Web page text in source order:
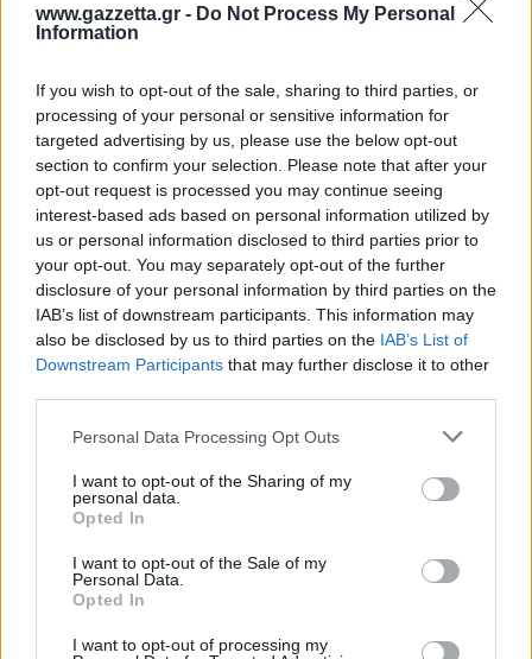
www.gazzetta.gr - Do Not Process My Personal
Information
If you wish to opt-out of the sale, sharing to third parties, or
processing of your personal or sensitive information for
targeted advertising by us, please use the below opt-out
section to confirm your selection. Please note that after your
opt-out request is processed you may continue seeing
interest-based ads based on personal information utilized by
us or personal information disclosed to third parties prior to
your opt-out. You may separately opt-out of the further
disclosure of your personal information by third parties on the
IAB’s list of downstream participants. This information may
also be disclosed by us to third parties on the IAB’s List of
Downstream Participants that may further disclose it to other
Please note that this website/app uses one or more Google
not limited to your visit or usage behaviour. You may click to
grant or deny consent to Google and its third-party tags to
use your data for below specified purposes in below Google
consent section.
Personal Data Processing Opt Outs
I want to opt-out of the Sharing of my
personal data.
Opted In
I want to opt-out of the Sale of my
Personal Data.
Opted In
I want to opt-out of processing my
Tags: ΕΝΤΙ ΤΑΒΑΡΕΣ
Για να προσθέσεις το σχόλιο
σου πρέπει να συνδεθείς
στο my gazzetta!
Εγγραφή Σύνδεση